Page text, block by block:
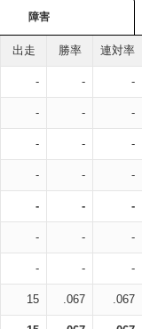
障害
出走 勝率 連対率
- - -
- - -
- - -
- - -
- - -
- - -
- - -
15 .067 .067